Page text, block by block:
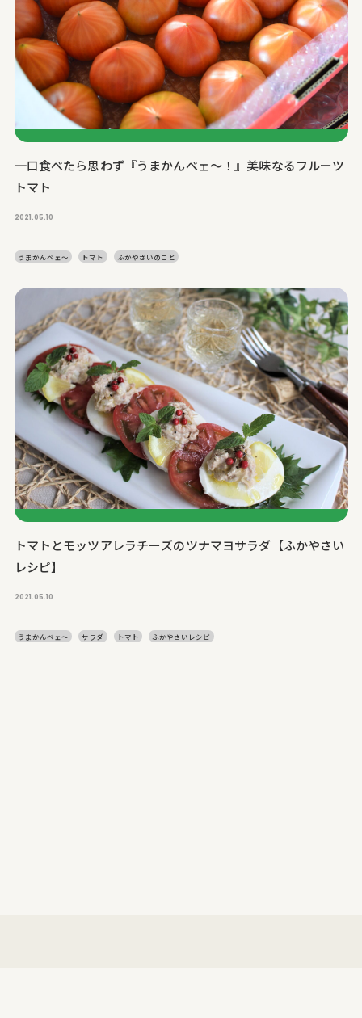
一口食べたら思わず『うまかんべェ～！』美味なるフルーツ
トマト
2021.05.10
うまかんベェ～ トマト ふかやさいのこと
トマトとモッツアレラチーズのツナマヨサラダ【ふかやさい
レシピ】
2021.05.10
うまかんベェ～ サラダ トマト ふかやさいレシピ